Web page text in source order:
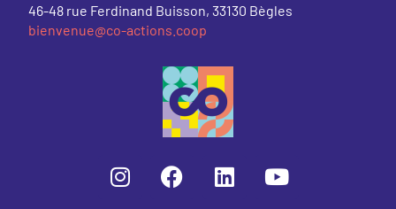
46-48 rue Ferdinand Buisson, 33130 Bègles
bienvenue@co-actions.coop